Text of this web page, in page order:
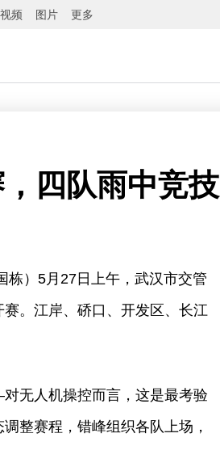
视频 图片 更多
四队雨中竞技
栋）5月27日上午，武汉市交管
。江岸、硚口、开发区、长江
无人机操控而言，这是最考验
整赛程，错峰组织各队上场，